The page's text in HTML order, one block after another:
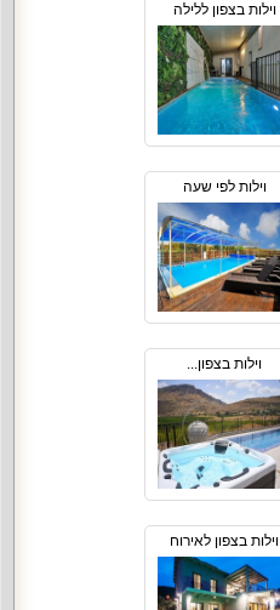
וילות בצפון ללילה
וילות לפי שעה
וילות בצפון...
וילות בצפון לאירוח